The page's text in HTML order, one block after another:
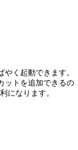
く起動できます。
ットを追加できるの
になります。